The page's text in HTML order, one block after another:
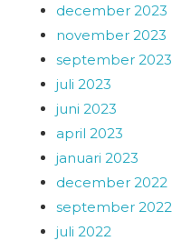
december 2023
november 2023
september 2023
juli 2023
juni 2023
april 2023
januari 2023
december 2022
september 2022
juli 2022